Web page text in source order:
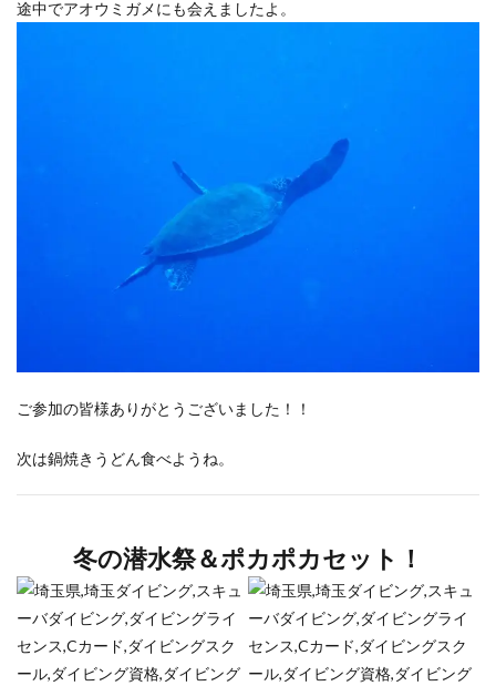
途中でアオウミガメにも会えましたよ。
ご参加の皆様ありがとうございました！！
次は鍋焼きうどん食べようね。
冬の潜水祭＆ポカポカセット！